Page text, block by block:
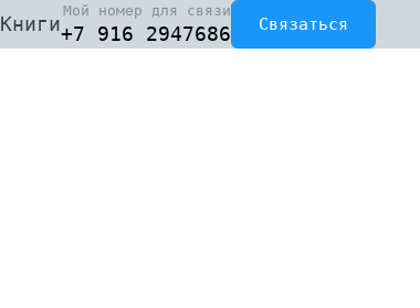
Книги
Мой номер для связи
+7 916 2947686 Связаться